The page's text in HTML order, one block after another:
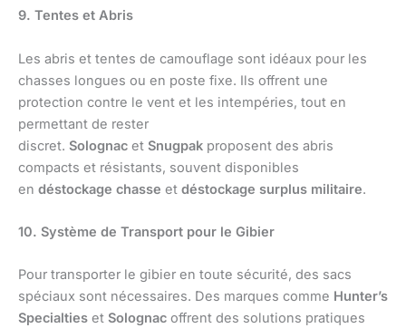
9. Tentes et Abris
Les abris et tentes de camouflage sont idéaux pour les
chasses longues ou en poste fixe. Ils offrent une
protection contre le vent et les intempéries, tout en
permettant de rester
discret. Solognac et Snugpak proposent des abris
compacts et résistants, souvent disponibles
en déstockage chasse et déstockage surplus militaire.
10. Système de Transport pour le Gibier
Pour transporter le gibier en toute sécurité, des sacs
spéciaux sont nécessaires. Des marques comme Hunter’s
Specialties et Solognac offrent des solutions pratiques